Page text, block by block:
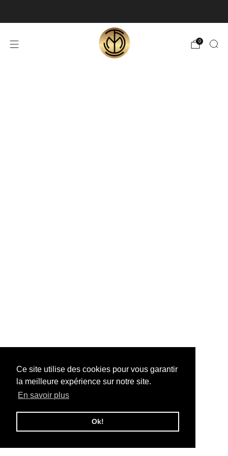
Ce site utilise des cookies pour vous garantir
la meilleure expérience sur notre site.
En savoir plus
Ok!
0